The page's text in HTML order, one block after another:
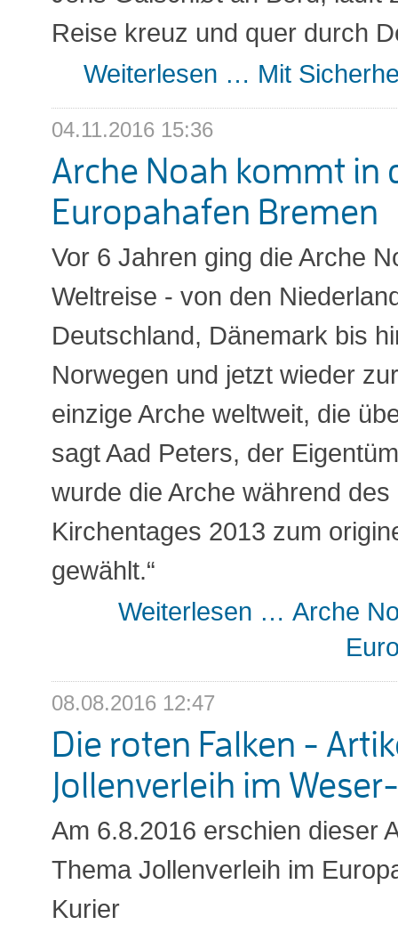
Reise kreuz und quer durch
Weiterlesen … Mit
04.11.2016 15:36
Arche Noah kommt in
Europahafen Bremen
Vor 6 Jahren ging die Arche
Weltreise - von den
Deutschland, Dänemark bis
Norwegen und jetzt wieder
einzige Arche weltweit, die
sagt Aad Peters, der
wurde die Arche während
Kirchentages 2013 zum
gewählt.“
Weiterlesen … Arche
08.08.2016 12:47
Die roten Falken -
Jollenverleih im
Am 6.8.2016 erschien dieser
Thema Jollenverleih im
Kurier